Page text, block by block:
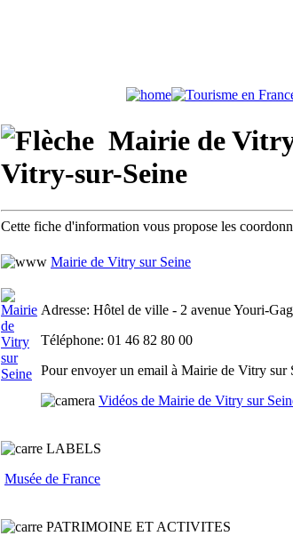
Mairie de Vitry
Vitry-sur-Seine
Cette fiche d'information vous propose les
Mairie de Vitry sur Seine
Adresse: Hôtel de ville - 2 avenue Youri-
Téléphone: 01 46 82 80 00
Pour envoyer un email à Mairie de Vitry sur
Vidéos de Mairie de Vitry sur
LABELS
Musée de France
PATRIMOINE ET ACTIVITES